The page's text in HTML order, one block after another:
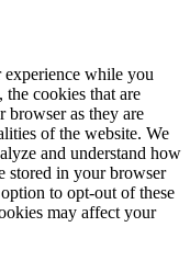
while you
cookies that are
browser as they are
of the website. We
and understand how
stored in your browser
to opt-out of these
may affect your